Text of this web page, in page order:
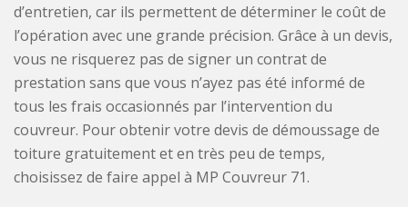
d’entretien, car ils permettent de déterminer le coût de
l’opération avec une grande précision. Grâce à un devis,
vous ne risquerez pas de signer un contrat de
prestation sans que vous n’ayez pas été informé de
tous les frais occasionnés par l’intervention du
couvreur. Pour obtenir votre devis de démoussage de
toiture gratuitement et en très peu de temps,
choisissez de faire appel à MP Couvreur 71.